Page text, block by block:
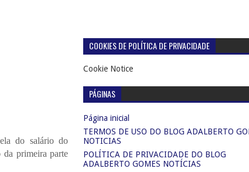
do salário do
da primeira parte
COOKIES DE POLÍTICA DE PRIVACIDADE
Cookie Notice
PÁGINAS
Página inicial
TERMOS DE USO DO BLOG ADALBERTO
NOTICIAS
POLÍTICA DE PRIVACIDADE DO BLOG
ADALBERTO GOMES NOTÍCIAS